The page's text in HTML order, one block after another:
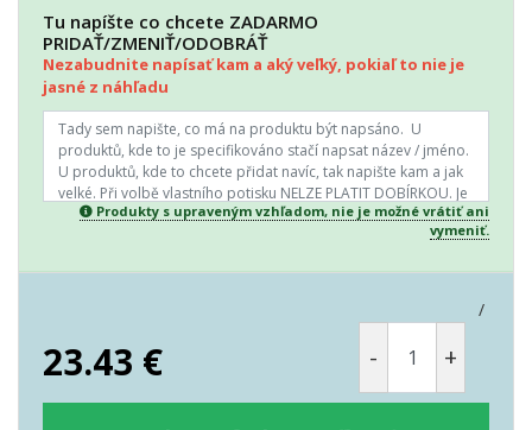
Tu napíšte co chcete ZADARMO
PRIDAŤ/ZMENIŤ/ODOBRÁŤ
Nezabudnite napísať kam a aký veľký, pokiaľ to nie je
jasné z náhľadu
Produkty s upraveným vzhľadom, nie je možné vrátiť ani
vymeniť.
/
23.43 € - +